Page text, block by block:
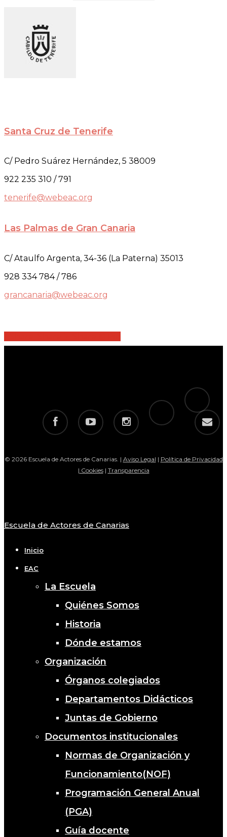
Santa Cruz de Tenerife
C/ Pedro Suárez Hernández, 5 38009
922 235 310 / 791
tenerife@webeac.org
Las Palmas de Gran Canaria
C/ Ataulfo Argenta, 34-36 (La Paterna) 35013
928 334 784 / 786
grancanaria@webeac.org
facebook youtube instagram
telegram
tiktok
email
© 2026 Escuela de Actores de Canarias. | Aviso Legal | Política de Privacidad
| Cookies| Transparencia
Close
Escuela de Actores de Canarias
Inicio
EAC
La Escuela
Quiénes Somos
Historia
Dónde estamos
Organización
Órganos colegiados
Departamentos Didácticos
Juntas de Gobierno
Documentos institucionales
Normas de Organización y
Funcionamiento(NOF)
Programación General Anual
(PGA)
Guía docente